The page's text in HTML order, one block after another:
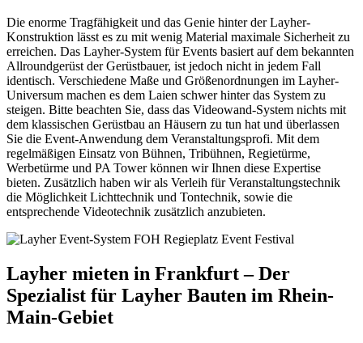
Die enorme Tragfähigkeit und das Genie hinter der Layher-
Konstruktion lässt es zu mit wenig Material maximale Sicherheit zu
erreichen. Das Layher-System für Events basiert auf dem bekannten
Allroundgerüst der Gerüstbauer, ist jedoch nicht in jedem Fall
identisch. Verschiedene Maße und Größenordnungen im Layher-
Universum machen es dem Laien schwer hinter das System zu
steigen. Bitte beachten Sie, dass das Videowand-System nichts mit
dem klassischen Gerüstbau an Häusern zu tun hat und überlassen
Sie die Event-Anwendung dem Veranstaltungsprofi. Mit dem
regelmäßigen Einsatz von Bühnen, Tribühnen, Regietürme,
Werbetürme und PA Tower können wir Ihnen diese Expertise
bieten. Zusätzlich haben wir als Verleih für Veranstaltungstechnik
die Möglichkeit Lichttechnik und Tontechnik, sowie die
entsprechende Videotechnik zusätzlich anzubieten.
Layher mieten in Frankfurt – Der
Spezialist für Layher Bauten im Rhein-
Main-Gebiet